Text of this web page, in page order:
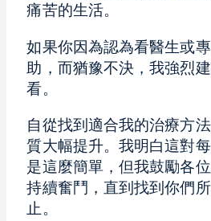
痛苦的生活。
如果你因為認為看醫生或
助，而猶豫不決，我強烈
看。
自從找到適合我的治療方
質大幅提升。我明白這對
是這麼簡單，但我鼓勵各
持續奮鬥，直到找到你們
止。